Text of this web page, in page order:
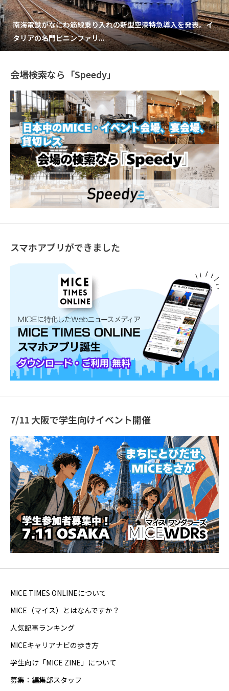
南海電鉄がなにわ筋線乗り入れの新型空港特急導入を発表。イ
タリアの名門ピニンファリ...
会場検索なら「Speedy」
スマホアプリができました
7/11 大阪で学生向けイベント開催
MICE TIMES ONLINEについて
MICE（マイス）とはなんですか？
人気記事ランキング
MICEキャリアナビの歩き方
学生向け「MICE ZINE」について
募集：編集部スタッフ